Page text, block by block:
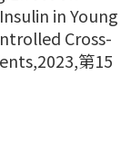
in Young
Cross-
第15